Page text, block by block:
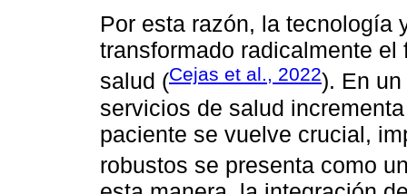
Por esta razón, la tecnología
transformado radicalmente
salud (Cejas et al., 2022). En
servicios de salud
paciente se vuelve crucial,
robustos se presenta como